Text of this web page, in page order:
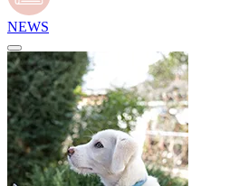
NEWS